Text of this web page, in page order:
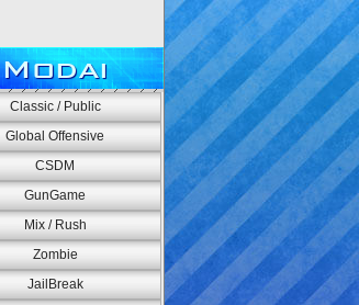
Modai
Classic / Public
Global Offensive
CSDM
GunGame
Mix / Rush
Zombie
JailBreak